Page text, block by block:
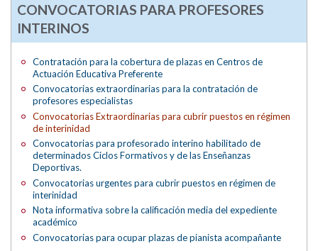
CONVOCATORIAS PARA PROFESORES
INTERINOS
Contratación para la cobertura de plazas en Centros de
Actuación Educativa Preferente
Convocatorias extraordinarias para la contratación de
profesores especialistas
Convocatorias Extraordinarias para cubrir puestos en régimen
de interinidad
Convocatorias para profesorado interino habilitado de
determinados Ciclos Formativos y de las Enseñanzas
Deportivas.
Convocatorias urgentes para cubrir puestos en régimen de
interinidad
Nota informativa sobre la calificación media del expediente
académico
Convocatorias para ocupar plazas de pianista acompañante